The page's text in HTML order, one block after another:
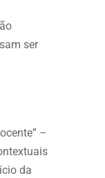
ser
–
da